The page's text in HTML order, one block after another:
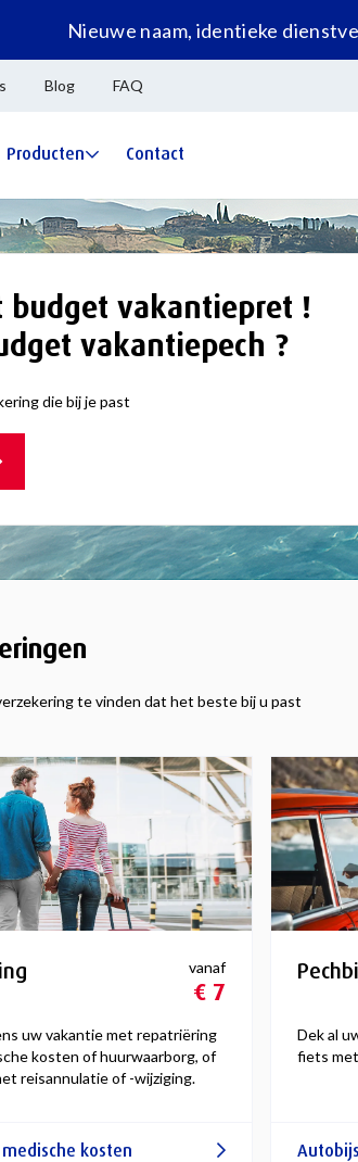
Nieuwe naam, identieke
Blog FAQ
Producten Contact
budget vakantiepret !​
vakantiepech ?
die bij je past
te vinden dat het beste bij u past
vanaf
€ 7
uw vakantie met repatriëring
kosten of huurwaarborg, of
reisannulatie of -wijziging.
kosten
Dek al
fiets